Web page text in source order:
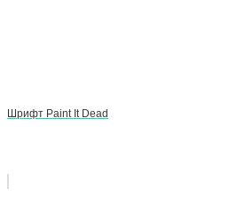
Шрифт Paint It Dead